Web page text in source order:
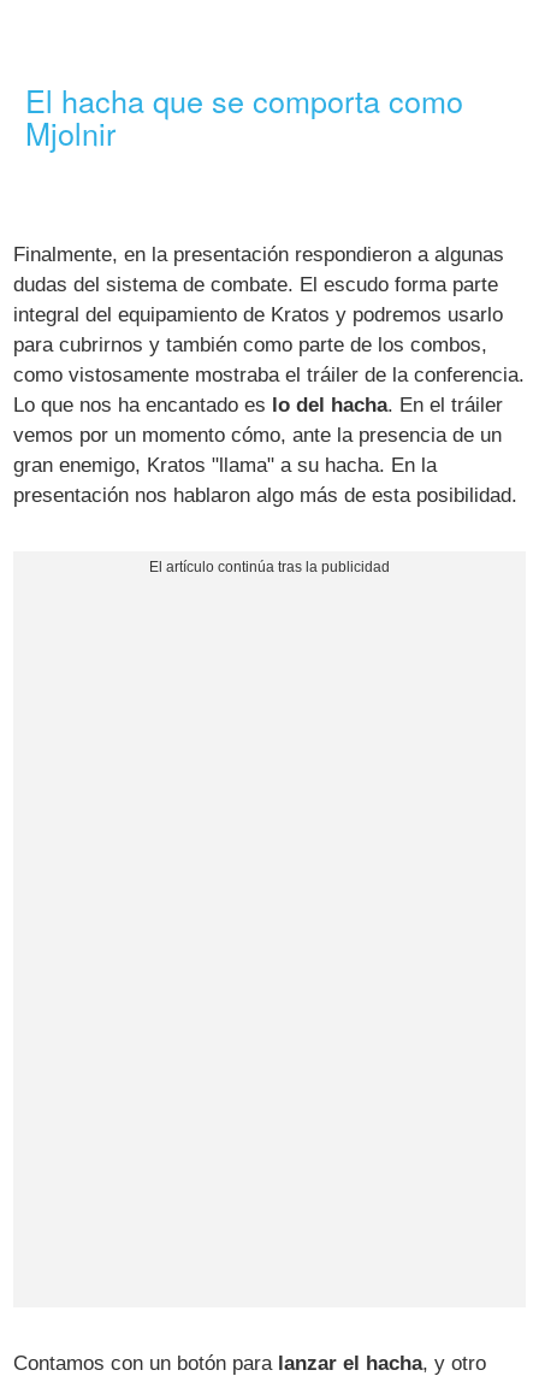
El hacha que se comporta como
Mjolnir
Finalmente, en la presentación respondieron a algunas
dudas del sistema de combate. El escudo forma parte
integral del equipamiento de Kratos y podremos usarlo
para cubrirnos y también como parte de los combos,
como vistosamente mostraba el tráiler de la conferencia.
Lo que nos ha encantado es lo del hacha. En el tráiler
vemos por un momento cómo, ante la presencia de un
gran enemigo, Kratos "llama" a su hacha. En la
presentación nos hablaron algo más de esta posibilidad.
Contamos con un botón para lanzar el hacha, y otro